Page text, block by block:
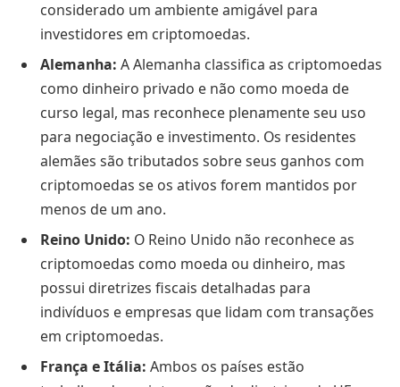
considerado um ambiente amigável para
investidores em criptomoedas.
Alemanha: A Alemanha classifica as criptomoedas
como dinheiro privado e não como moeda de
curso legal, mas reconhece plenamente seu uso
para negociação e investimento. Os residentes
alemães são tributados sobre seus ganhos com
criptomoedas se os ativos forem mantidos por
menos de um ano.
Reino Unido: O Reino Unido não reconhece as
criptomoedas como moeda ou dinheiro, mas
possui diretrizes fiscais detalhadas para
indivíduos e empresas que lidam com transações
em criptomoedas.
França e Itália: Ambos os países estão